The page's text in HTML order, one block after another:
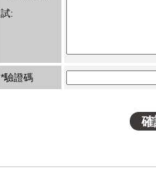
試:
*驗證碼